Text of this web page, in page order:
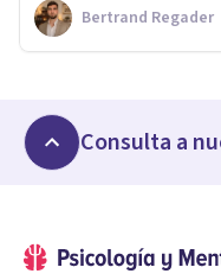
Bertrand Regader
Consulta a